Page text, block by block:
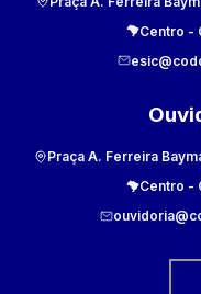
Centro -
Praça A. Ferreira
Centro -